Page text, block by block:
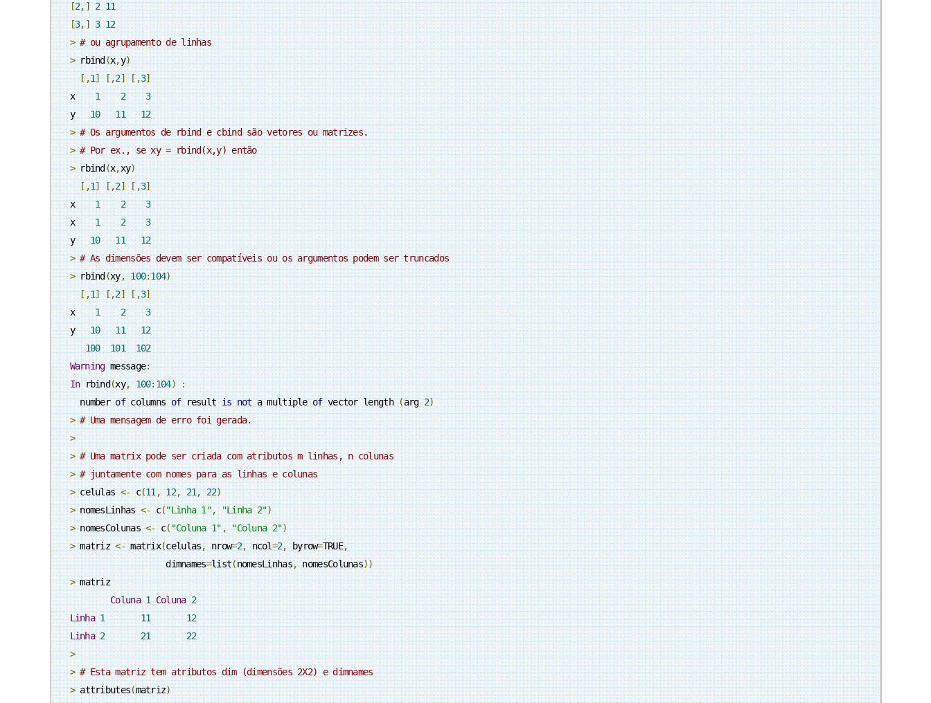
[2,] 2 11
[3,] 3 12
> # ou agrupamento de linhas
> rbind(x,y)
[,1] [,2] [,3]
x 1 2
3
y 10 11
12
> # Os argumentos de rbind e cbind são vetores ou matrizes.
> # Por ex., se xy = rbind(x,y) então
> rbind(x,xy)
[,1] [,2] [,3]
x 1 2
3
x 1 2
3
y 10 11
12
> # As dimensões devem ser compatíveis ou os argumentos podem ser truncados
> rbind(xy, 100:104)
[,1] [,2] [,3]
x 1 2
3
y 10 11
12
100
101
102
Warning message:
In rbind(xy, 100:104) :
  number
of columns of result is not a multiple of vector length (arg 2)
> # Uma mensagem de erro foi gerada.
>
> # Uma matrix pode ser criada com atributos m linhas, n colunas
> # juntamente com nomes para as linhas e colunas
> celulas <- c(11, 12, 21, 22)
> nomesLinhas <- c("Linha 1", "Linha 2")
> nomesColunas <- c("Coluna 1", "Coluna 2")
> matriz <- matrix(celulas, nrow=2, ncol=2, byrow=TRUE,
                   dimnames
=list(nomesLinhas, nomesColunas))
> matriz
Coluna 1 Coluna 2
Linha 1 11
12
Linha 2 21
22
>
> # Esta matriz tem atributos dim (dimensões 2X2) e dimnames
> attributes(matriz)